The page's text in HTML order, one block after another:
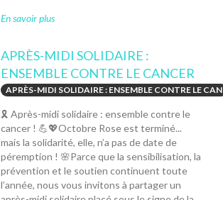
En savoir plus
APRÈS-MIDI SOLIDAIRE :
ENSEMBLE CONTRE LE CANCER
APRÈS-MIDI SOLIDAIRE : ENSEMBLE CONTRE LE CAN
🎗️ Après-midi solidaire : ensemble contre le
cancer ! 💪💖Octobre Rose est terminé...
mais la solidarité, elle, n’a pas de date de
péremption ! 🌸Parce que la sensibilisation, la
prévention et le soutien continuent toute
l’année, nous vous invitons à partager un